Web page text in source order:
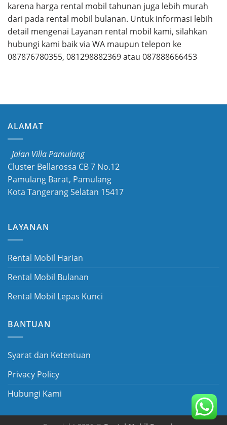
karena harga rental mobil tahunan juga lebih murah
dari pada rental mobil bulanan. Untuk informasi lebih
detail mengenai Layanan rental mobil kami, silahkan
hubungi kami baik via WA maupun telepon ke
087876780355, 081298882369 atau 087888666453
ALAMAT
Jalan Villa Pamulang
Cluster Bellarossa CB 7 No.12
Pamulang Barat, Pamulang
Kota Tangerang Selatan 15417
LAYANAN
Rental Mobil Harian
Rental Mobil Bulanan
Rental Mobil Lepas Kunci
BANTUAN
Syarat dan Ketentuan
Privacy Policy
Hubungi Kami